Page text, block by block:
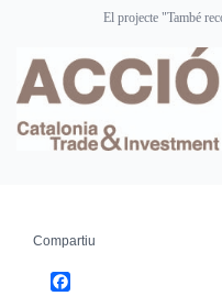
El projecte "També
Compartiu